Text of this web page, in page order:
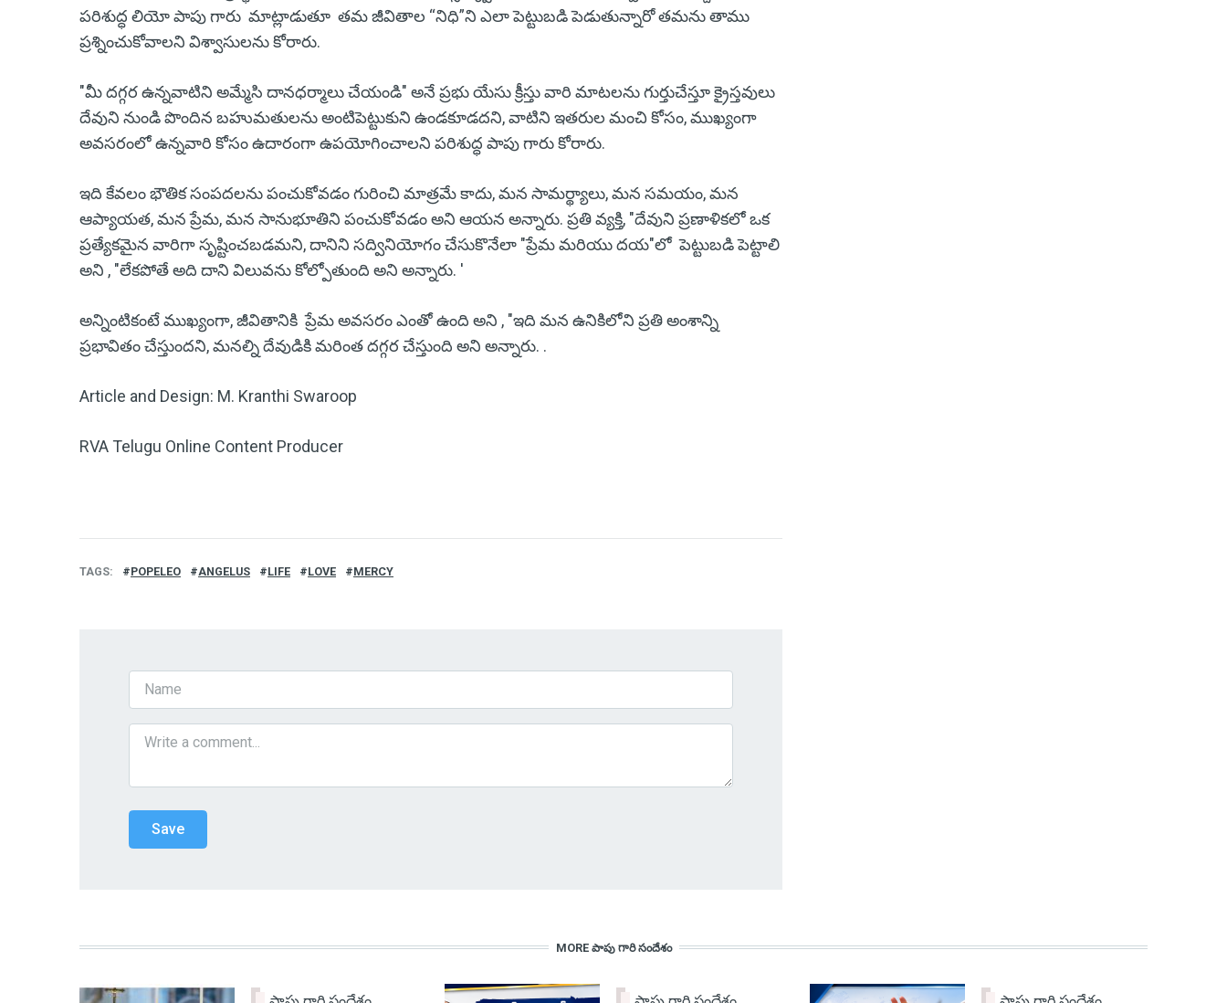
పరిశుద్ధ లియో పాపు గారు మాట్లాడుతూ తమ జీవితాల “నిధి”ని ఎలా పెట్టుబడి పెడుతున్నారో తమను తాము
ప్రశ్నించుకోవాలని విశ్వాసులను కోరారు.
"మీ దగ్గర ఉన్నవాటిని అమ్మేసి దానధర్మాలు చేయండి" అనే ప్రభు యేసు క్రీస్తు వారి మాటలను గుర్తుచేస్తూ క్రైస్తవులు
దేవుని నుండి పొందిన బహుమతులను అంటిపెట్టుకుని ఉండకూడదని, వాటిని ఇతరుల మంచి కోసం, ముఖ్యంగా
అవసరంలో ఉన్నవారి కోసం ఉదారంగా ఉపయోగించాలని పరిశుద్ధ పాపు గారు కోరారు.
ఇది కేవలం భౌతిక సంపదలను పంచుకోవడం గురించి మాత్రమే కాదు, మన సామర్థ్యాలు, మన సమయం, మన
ఆప్యాయత, మన ప్రేమ, మన సానుభూతిని పంచుకోవడం అని ఆయన అన్నారు. ప్రతి వ్యక్తి, "దేవుని ప్రణాళికలో ఒక
ప్రత్యేకమైన వారిగా సృష్టించబడమని, దానిని సద్వినియోగం చేసుకొనేలా "ప్రేమ మరియు దయ"లో పెట్టుబడి పెట్టాలి
అని , "లేకపోతే అది దాని విలువను కోల్పోతుంది అని అన్నారు. '
అన్నింటికంటే ముఖ్యంగా, జీవితానికి ప్రేమ అవసరం ఎంతో ఉంది అని , "ఇది మన ఉనికిలోని ప్రతి అంశాన్ని
ప్రభావితం చేస్తుందని, మనల్ని దేవుడికి మరింత దగ్గర చేస్తుంది అని అన్నారు. .
Article and Design: M. Kranthi Swaroop
RVA Telugu Online Content Producer
TAGS POPELEO ANGELUS LIFE LOVE MERCY
MORE పాపు గారి సందేశం